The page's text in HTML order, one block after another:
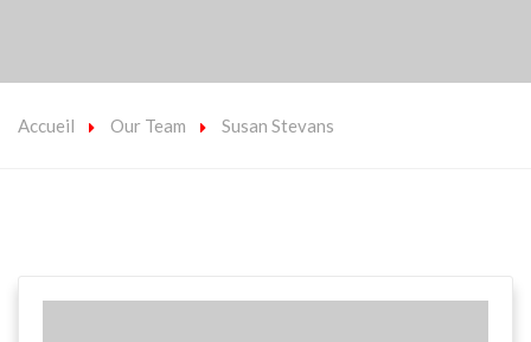
Accueil Our Team Susan Stevans